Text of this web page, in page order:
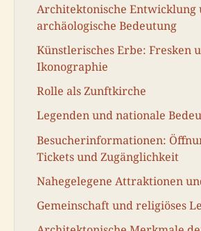
Architektonische Entwicklung
archäologische Bedeutung
Künstlerisches Erbe: Fresken
Ikonographie
Rolle als Zunftkirche
Legenden und nationale
Besucherinformationen:
Tickets und Zugänglichkeit
Nahegelegene Attraktionen
Gemeinschaft und religiöses